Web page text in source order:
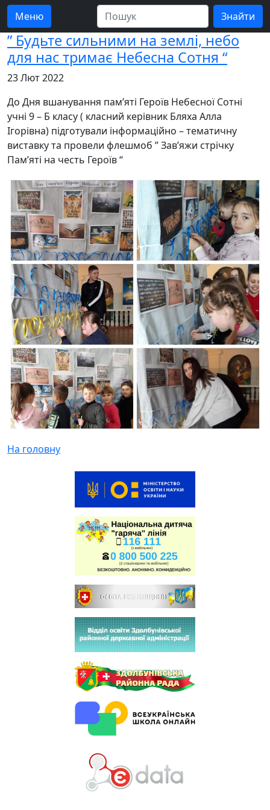
Меню
” Будьте сильними на землі, небо
для нас тримає Небесна Сотня “
23 Лют 2022
До Дня вшанування пам’яті Героїв Небесної Сотні
учні 9 – Б класу ( класний керівник Бляха Алла
Ігорівна) підготували інформаційно – тематичну
виставку та провели флешмоб ” Зав’яжи стрічку
Пам’яті на честь Героїв “
На головну